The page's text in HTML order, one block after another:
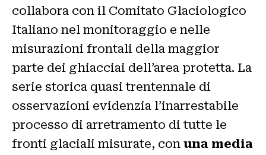
collabora con il Comitato Glaciologico
Italiano nel monitoraggio e nelle
misurazioni frontali della maggior
parte dei ghiacciai dell’area protetta. La
serie storica quasi trentennale di
osservazioni evidenzia l’inarrestabile
processo di arretramento di tutte le
fronti glaciali misurate, con una media